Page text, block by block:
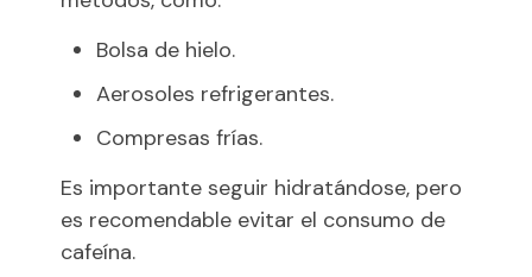
Bolsa de hielo.
Aerosoles refrigerantes.
Compresas frías.
Es importante seguir hidratándose, pero
es recomendable evitar el consumo de
cafeína.